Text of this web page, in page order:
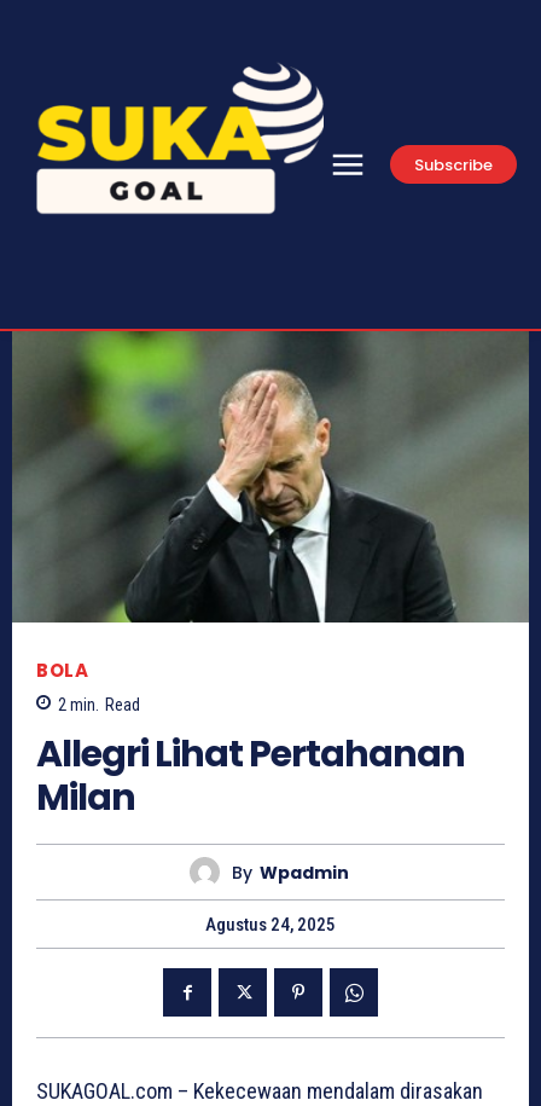
Subscribe
BOLA
2min. Read
Allegri Lihat Pertahanan
Milan
By Wpadmin
Agustus 24, 2025
SUKAGOAL.com – Kekecewaan mendalam dirasakan